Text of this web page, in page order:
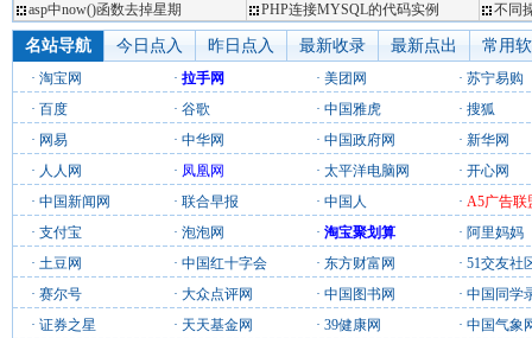
名站导航 今日点入 昨日点入 最新收录 最新点出 常用
· 淘宝网 · 拉手网 · 美团网 · 苏宁易购
· 百度 · 谷歌 · 中国雅虎 · 搜狐
· 网易 · 中华网 · 中国政府网 · 新华网
· 人人网 · 凤凰网 · 太平洋电脑网 · 开心网
· 中国新闻网 · 联合早报 · 中国人 · A5广告联
· 支付宝 · 泡泡网 · 淘宝聚划算 · 阿里妈妈
· 土豆网 · 中国红十字会 · 东方财富网 · 51交友社
· 赛尔号 · 大众点评网 · 中国图书网 · 中国同学
· 证券之星 · 天天基金网 · 39健康网 · 中国气象